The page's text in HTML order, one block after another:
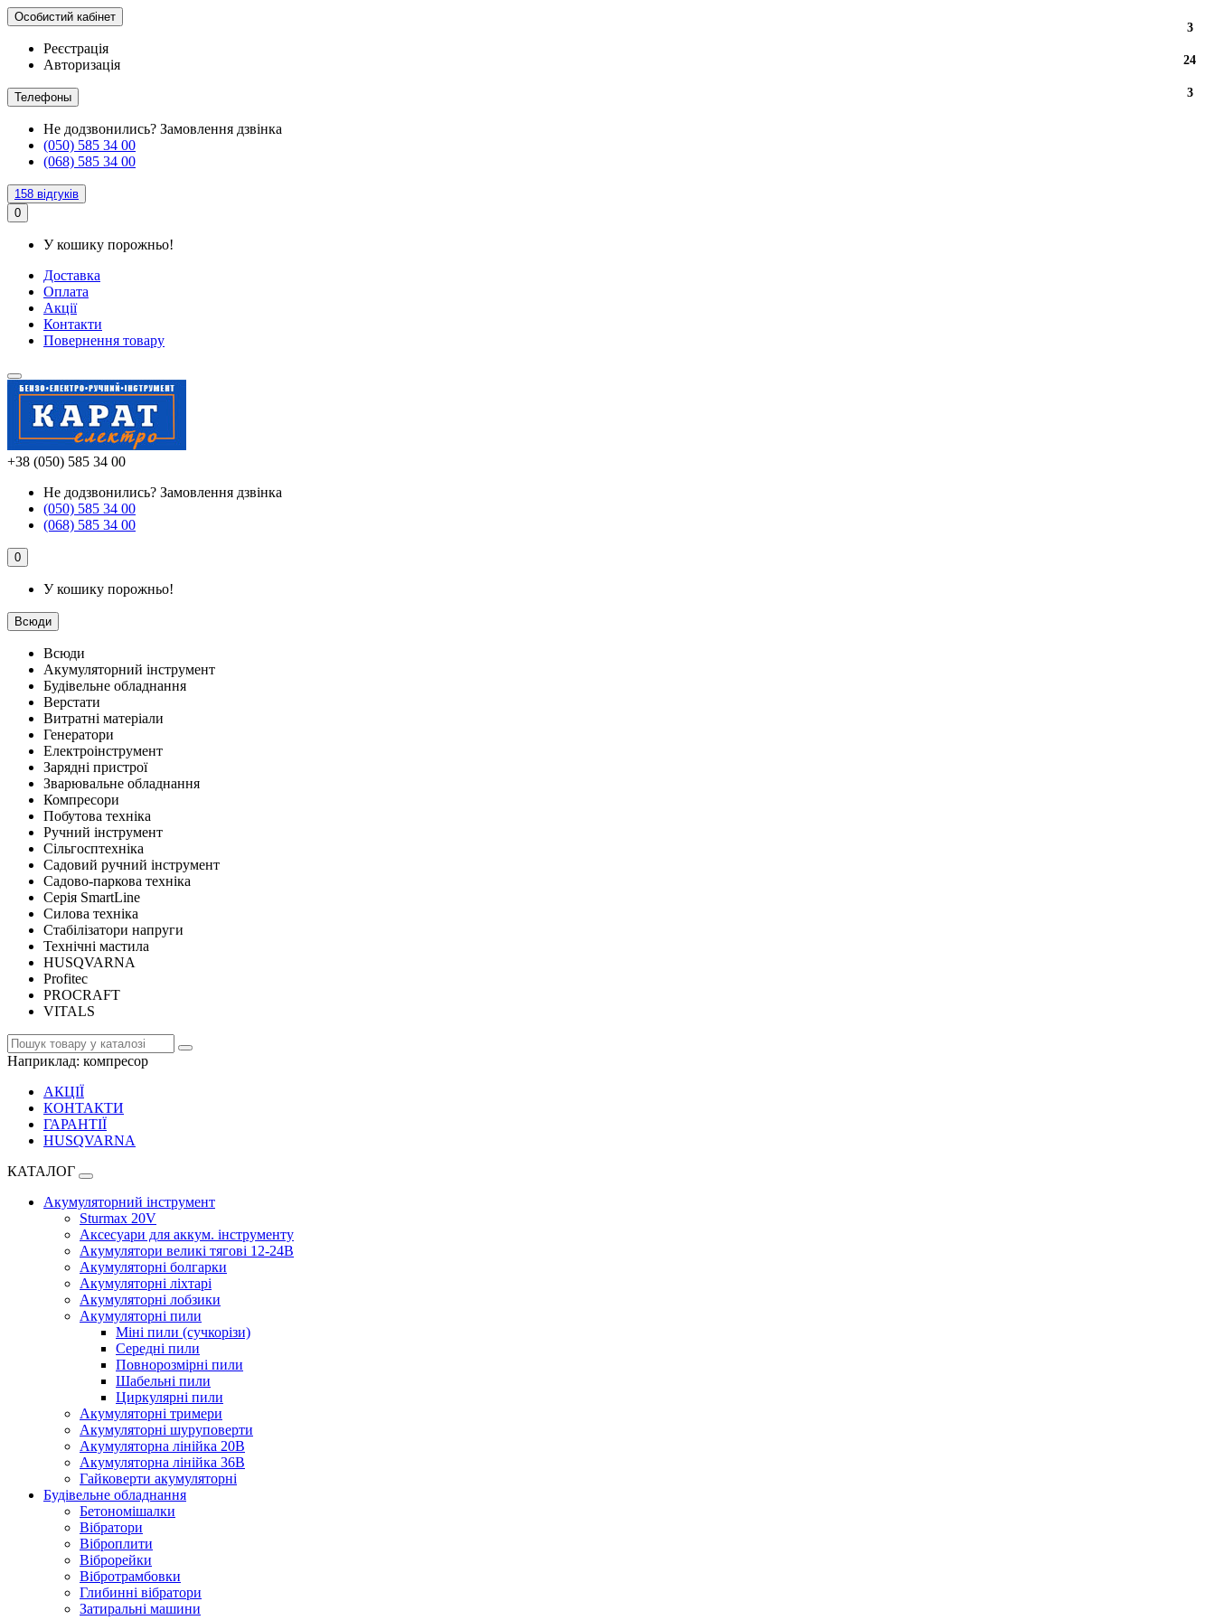
Особистий кабінет
Реєстрація
Авторизація
Телефоны
Не додзвонились? Замовлення дзвінка
(050) 585 34 00
(068) 585 34 00
158 відгуків
0
У кошику порожньо!
Доставка
Оплата
Акції
Контакти
Повернення товару
+38 (050) 585 34 00
Не додзвонились? Замовлення дзвінка
(050) 585 34 00
(068) 585 34 00
0
У кошику порожньо!
Всюди
Всюди
Акумуляторний інструмент
Будівельне обладнання
Верстати
Витратні матеріали
Генератори
Електроінструмент
Зарядні пристрої
Зварювальне обладнання
Компресори
Побутова техніка
Ручний інструмент
Сільгосптехніка
Садовий ручний інструмент
Садово-паркова техніка
Серія SmartLine
Силова техніка
Стабілізатори напруги
Технічні мастила
HUSQVARNA
Profitec
PROCRAFT
VITALS
Наприклад: компресор
АКЦІЇ
КОНТАКТИ
ГАРАНТІЇ
HUSQVARNA
КАТАЛОГ
Акумуляторний інструмент
Sturmax 20V
Аксесуари для аккум. інструменту
Акумулятори великі тягові 12-24В
Акумуляторні болгарки
Акумуляторні ліхтарі
Акумуляторні лобзики
Акумуляторні пили
Міні пили (сучкорізи)
Середні пили
Повнорозмірні пили
Шабельні пили
Циркулярні пили
Акумуляторні тримери
Акумуляторні шуруповерти
Акумуляторна лінійка 20В
Акумуляторна лінійка 36В
Гайковерти акумуляторні
Будівельне обладнання
Бетономішалки
Вібратори
Віброплити
Віброрейки
Вібротрамбовки
Глибинні вібратори
Затиральні машини
3
24
3